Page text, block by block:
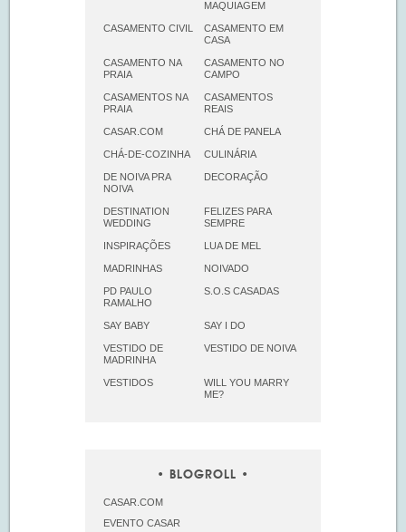
MAQUIAGEM
CASAMENTO CIVIL
CASAMENTO EM
CASA
CASAMENTO NA
PRAIA
CASAMENTO NO
CAMPO
CASAMENTOS NA
PRAIA
CASAMENTOS
REAIS
CASAR.COM CHÁ DE PANELA
CHÁ-DE-COZINHA CULINÁRIA
DE NOIVA PRA
NOIVA
DECORAÇÃO
DESTINATION
WEDDING
FELIZES PARA
SEMPRE
INSPIRAÇÕES LUA DE MEL
MADRINHAS NOIVADO
PD PAULO
RAMALHO
S.O.S CASADAS
SAY BABY SAY I DO
VESTIDO DE
MADRINHA
VESTIDO DE NOIVA
VESTIDOS
WILL YOU MARRY
ME?
BLOGROLL
CASAR.COM
EVENTO CASAR